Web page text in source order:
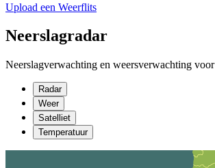
Upload een Weerflits
Neerslagradar
Neerslagverwachting en weersverwachting
Radar
Weer
Satelliet
Temperatuur